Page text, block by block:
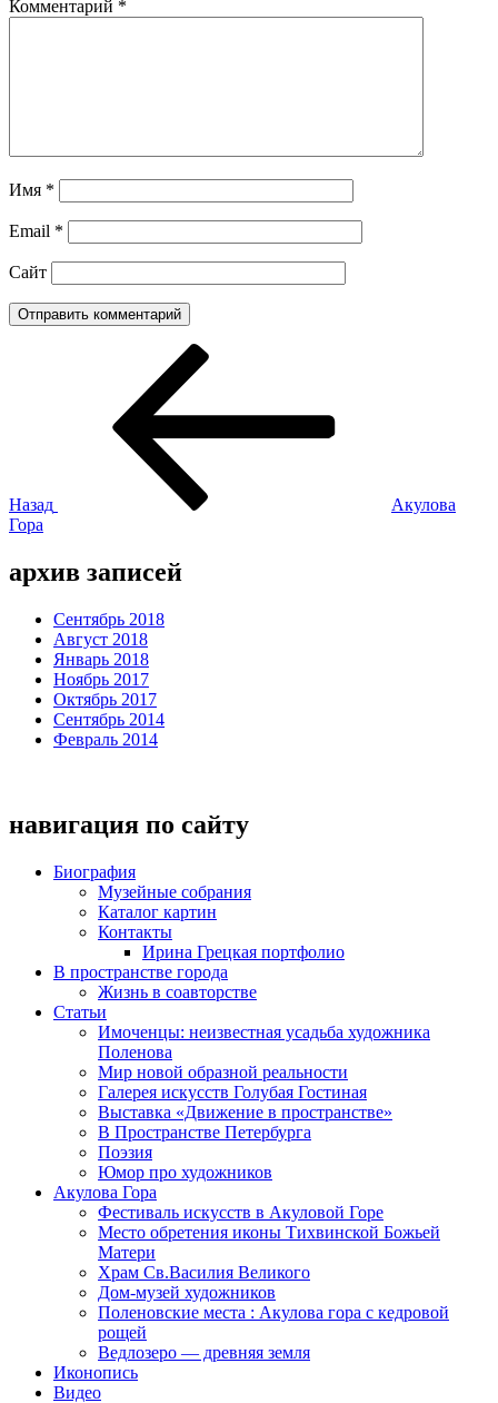
Комментарий *
Имя *
Email *
Сайт
Назад
Акулова
Гора
архив записей
Сентябрь 2018
Август 2018
Январь 2018
Ноябрь 2017
Октябрь 2017
Сентябрь 2014
Февраль 2014
навигация по сайту
Биография
Музейные собрания
Каталог картин
Контакты
Ирина Грецкая портфолио
В пространстве города
Жизнь в соавторстве
Статьи
Имоченцы: неизвестная усадьба художника
Поленова
Мир новой образной реальности
Галерея искусств Голубая Гостиная
Выставка «Движение в пространстве»
В Пространстве Петербурга
Поэзия
Юмор про художников
Акулова Гора
Фестиваль искусств в Акуловой Горе
Место обретения иконы Тихвинской Божьей
Матери
Храм Св.Василия Великого
Дом-музей художников
Поленовские места : Акулова гора с кедровой
рощей
Ведлозеро — древняя земля
Иконопись
Видео